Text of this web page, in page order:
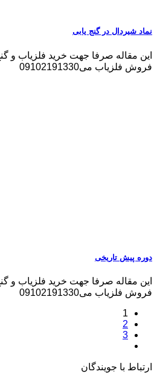
نماد شیردال در گنج یابی
این مقاله صرفا جهت خرید فلزیاب و
فروش فلزیاب می09102191330
دوره پیش تاریخی
این مقاله صرفا جهت خرید فلزیاب و
فروش فلزیاب می09102191330
1
2
3
ارتباط با جویندگان